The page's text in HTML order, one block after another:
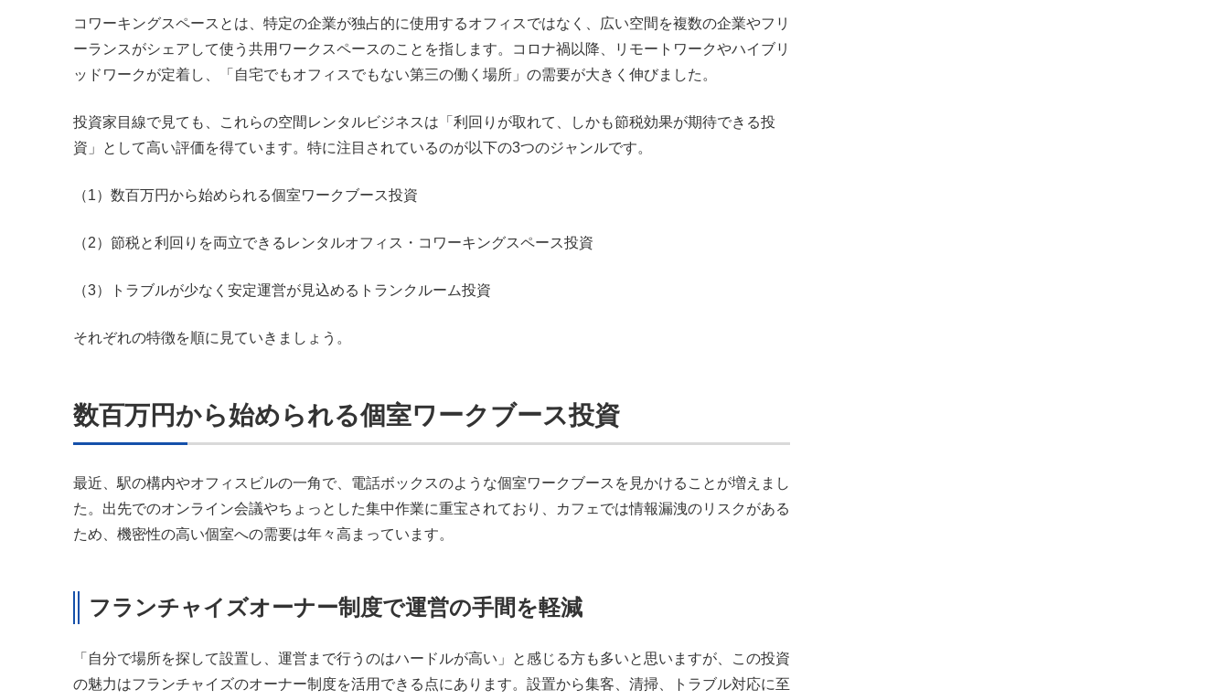
コワーキングスペースとは、特定の企業が独占的に使用するオフィスではなく、広い空間を複数の企業やフリ
ーランスがシェアして使う共用ワークスペースのことを指します。コロナ禍以降、リモートワークやハイブリ
ッドワークが定着し、「自宅でもオフィスでもない第三の働く場所」の需要が大きく伸びました。
投資家目線で見ても、これらの空間レンタルビジネスは「利回りが取れて、しかも節税効果が期待できる投
資」として高い評価を得ています。特に注目されているのが以下の3つのジャンルです。
（1）数百万円から始められる個室ワークブース投資
（2）節税と利回りを両立できるレンタルオフィス・コワーキングスペース投資
（3）トラブルが少なく安定運営が見込めるトランクルーム投資
それぞれの特徴を順に見ていきましょう。
数百万円から始められる個室ワークブース投資
最近、駅の構内やオフィスビルの一角で、電話ボックスのような個室ワークブースを見かけることが増えまし
た。出先でのオンライン会議やちょっとした集中作業に重宝されており、カフェでは情報漏洩のリスクがある
ため、機密性の高い個室への需要は年々高まっています。
フランチャイズオーナー制度で運営の手間を軽減
「自分で場所を探して設置し、運営まで行うのはハードルが高い」と感じる方も多いと思いますが、この投資
の魅力はフランチャイズのオーナー制度を活用できる点にあります。設置から集客、清掃、トラブル対応に至